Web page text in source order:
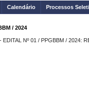
Calendário Processos
/ 2024
Nº 01 / PPGBBM / 2024: